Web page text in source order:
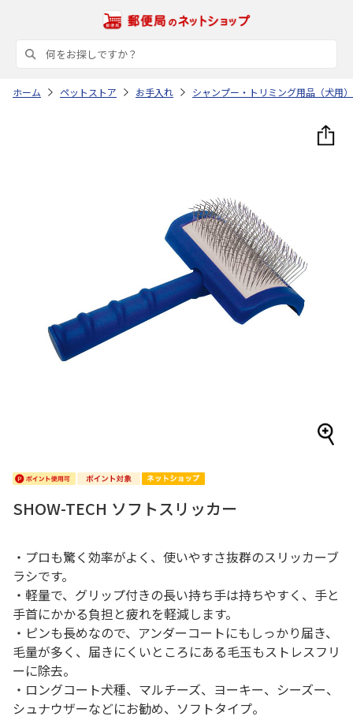
ホーム ペットストア お手入れ シャンプー・トリミング用品（犬用）
SHOW-TECH ソフトスリッカー
・プロも驚く効率がよく、使いやすさ抜群のスリッカーブ
ラシです。
・軽量で、グリップ付きの長い持ち手は持ちやすく、手と
手首にかかる負担と疲れを軽減します。
・ピンも長めなので、アンダーコートにもしっかり届き、
毛量が多く、届きにくいところにある毛玉もストレスフリ
ーに除去。
・ロングコート犬種、マルチーズ、ヨーキー、シーズー、
シュナウザーなどにお勧め、ソフトタイプ。